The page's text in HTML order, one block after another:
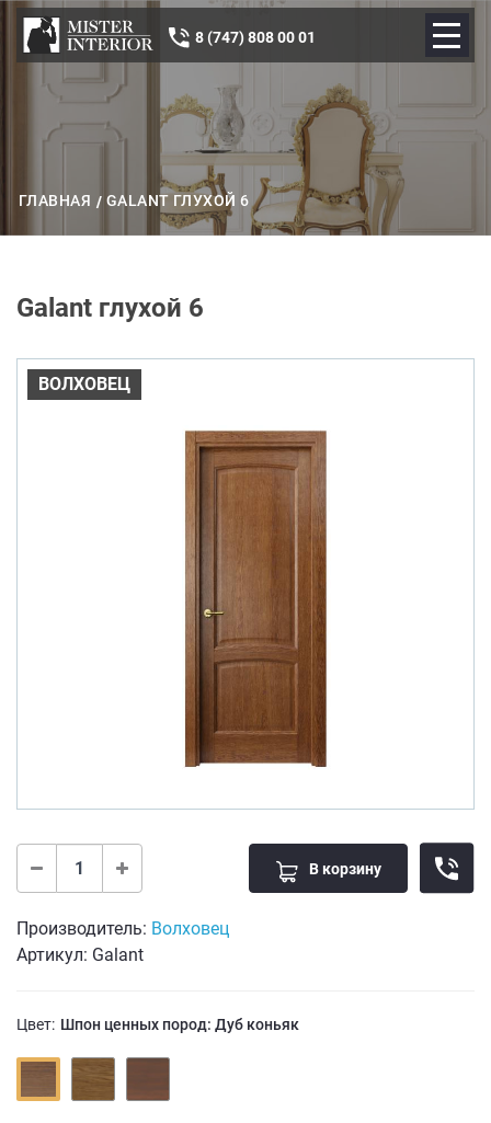
8 (747) 808 00 01
ГЛАВНАЯ GALANT ГЛУХОЙ 6
Galant глухой 6
ВОЛХОВЕЦ
В корзину
Производитель: Волховец
Артикул: Galant
Цвет: Шпон ценных пород: Дуб коньяк